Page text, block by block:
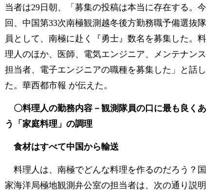
当者は29日朝、「募集の投稿は本当に存在する。今
回、中国第33次南極観測越冬後方勤務職予備選抜隊
員として、南極に赴く『勇士』数名を募集した。料
理人のほか、医師、電気エンジニア、メンテナンス
担当者、電子エンジニアの職種を募集した」と話し
た。華西都市報 が伝えた。
〇料理人の勤務内容－観測隊員の口に最も良くあ
う「家庭料理」の調理
食材はすべて中国から輸送
料理人は、南極でどんな料理を作るのだろう？国
家海洋局極地観測弁公室の担当者は、次の通り説明